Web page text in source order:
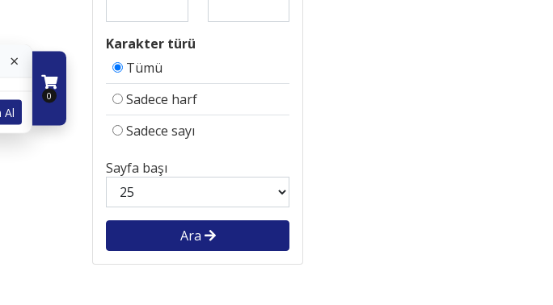
Karakter türü
Tümü
Sadece harf
Sadece sayı
Sayfa başı
Ara
0
×
Al